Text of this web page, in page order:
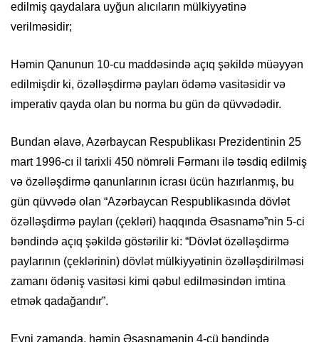
edilmiş qaydalara uyğun alıcıların mülkiyyətinə
verilməsidir;
Həmin Qanunun 10-cu maddəsində açıq şəkildə müəyyən
edilmişdir ki, özəlləşdirmə payları ödəmə vasitəsidir və
imperativ qayda olan bu norma bu gün də qüvvədədir.
Bundan əlavə, Azərbaycan Respublikası Prezidentinin 25
mart 1996-cı il tarixli 450 nömrəli Fərmanı ilə təsdiq edilmiş
və özəlləşdirmə qanunlarının icrası ücün hazırlanmış, bu
gün qüvvədə olan “Azərbaycan Respublikasında dövlət
özəlləşdirmə payları (çekləri) haqqında Əsasnamə”nin 5-ci
bəndində açıq şəkildə göstərilir ki: “Dövlət özəlləşdirmə
paylarının (çeklərinin) dövlət mülkiyyətinin özəlləşdirilməsi
zamanı ödəniş vasitəsi kimi qəbul edilməsindən imtina
etmək qadağandır”.
Eyni zamanda, həmin Əsasnamənin 4-cü bəndində